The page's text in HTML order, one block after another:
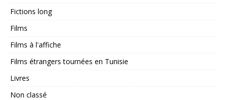
Fictions long
Films
Films à l'affiche
Films étrangers tournées en Tunisie
Livres
Non classé